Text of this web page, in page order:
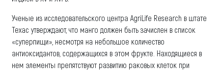
Ученые из исследовательского центра AgriLife Research в штате
Техас утверждают, что манго должен быть зачислен в список
«суперпищи», несмотря на небольшое количество
антиоксидантов, содержащихся в этом фрукте. Находящиеся в
нем элементы препятствуют развитию раковых клеток при